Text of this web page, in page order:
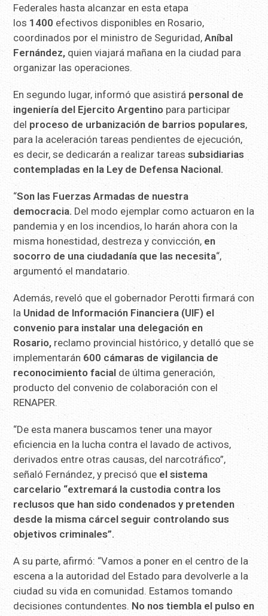
Federales hasta alcanzar en esta etapa
los 1400 efectivos disponibles en Rosario,
coordinados por el ministro de Seguridad,Aníbal
Fernández, quien viajará mañana en la ciudad para
organizar las operaciones.
En segundo lugar, informó que asistirá personal de
ingeniería del Ejercito Argentino para participar
del proceso de urbanización de barrios populares,
para la aceleración tareas pendientes de ejecución,
es decir, se dedicarán a realizar tareassubsidiarias
contempladas en la Ley de Defensa Nacional.
“Son las Fuerzas Armadas de nuestra
democracia. Del modo ejemplar como actuaron en la
pandemia y en los incendios, lo harán ahora con la
misma honestidad, destreza y convicción, en
socorro de una ciudadanía que las necesita“,
argumentó el mandatario.
Además, reveló que el gobernador Perotti firmará con
la Unidad de Información Financiera (UIF) el
convenio para instalar una delegación en
Rosario, reclamo provincial histórico, y detalló que se
implementarán 600 cámaras de vigilancia de
reconocimiento facial de última generación,
producto del convenio de colaboración con el
RENAPER.
“De esta manera buscamos tener una mayor
eficiencia en la lucha contra el lavado de activos,
derivados entre otras causas, del narcotráfico”,
señaló Fernández, y precisó que el sistema
carcelario “extremará la custodia contra los
reclusos que han sido condenados y pretenden
desde la misma cárcel seguir controlando sus
objetivos criminales”.
A su parte, afirmó: “Vamos a poner en el centro de la
escena a la autoridad del Estado para devolverle a la
ciudad su vida en comunidad. Estamos tomando
decisiones contundentes. No nos tiembla el pulso en